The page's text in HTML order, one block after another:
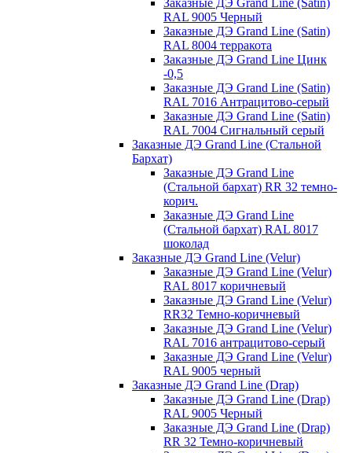
RAL 9005 Черный
Заказные ДЭ Grand Line (Satin)
RAL 8004 терракота
Заказные ДЭ Grand Line Цинк
-0,5
Заказные ДЭ Grand Line (Satin)
RAL 7016 Антрацитово-серый
Заказные ДЭ Grand Line (Satin)
RAL 7004 Сигнальный серый
Заказные ДЭ Grand Line (Стальной
Бархат)
Заказные ДЭ Grand Line
(Стальной бархат) RR 32 темно-
корич.
Заказные ДЭ Grand Line
(Стальной бархат) RAL 8017
шоколад
Заказные ДЭ Grand Line (Velur)
Заказные ДЭ Grand Line (Velur)
RAL 8017 коричневый
Заказные ДЭ Grand Line (Velur)
RR32 Темно-коричневый
Заказные ДЭ Grand Line (Velur)
RAL 7016 антрацитово-серый
Заказные ДЭ Grand Line (Velur)
RAL 9005 черный
Заказные ДЭ Grand Line (Drap)
Заказные ДЭ Grand Line (Drap)
RAL 9005 Черный
Заказные ДЭ Grand Line (Drap)
RR 32 Темно-коричневый